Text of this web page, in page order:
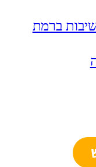
ברמת